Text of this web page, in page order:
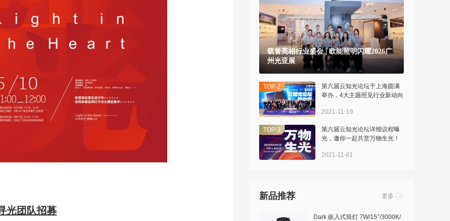
光团队招募
载誉亮相行业盛会 | 欧能照明闪耀2026广
州光亚展
TOP·2
第六届云知光论坛于上海圆满
举办，4大主题照见行业新动向
2021-11-19
TOP·3
第六届云知光论坛详细议程曝
光，邀你一起共赏万物生光！
2021-11-01
新品推荐 更多
Dark 嵌入式筒灯 7W/15°/3000K/